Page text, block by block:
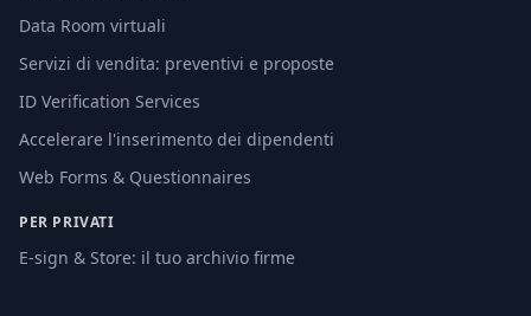
Data Room virtuali
Servizi di vendita: preventivi e proposte
ID Verification Services
Accelerare l'inserimento dei dipendenti
Web Forms & Questionnaires
PER PRIVATI
E-sign & Store: il tuo archivio firme